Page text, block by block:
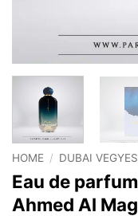
HOME / DUBAI
Eau de
Ahmed Al